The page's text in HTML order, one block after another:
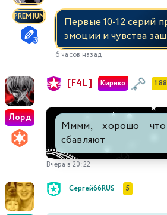
PREMIUM
Первые 10-12 серий
эмоции и чувства
6 часов назад
Лорд
[F4L] Кирико 1
Мммм, хорошо
сбавляют
Вчера в 20:22
Сергей66RUS 5